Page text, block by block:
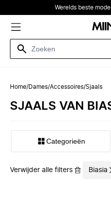
Werelds beste
Home/Dames/Accessoires/Sjaals
SJAALS VAN
Categorieën
Verwijder alle filters Biasia